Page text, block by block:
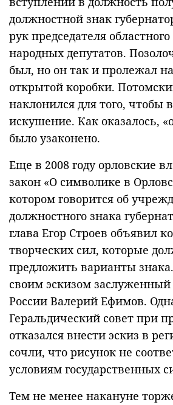
должностной знак
рук председателя
народных депутатов.
был, но он так и пролежал
открытой коробки.
наклонился для того, чтобы
искушение. Как оказалось,
было узаконено.
Еще в 2008 году орловские
закон «О символике в
котором говорится об
должностного знака
глава Егор Строев объявил
творческих сил, которые
предложить варианты
своим эскизом
России Валерий Ефимов.
Геральдический совет при
отказался внести эскиз в
сочли, что рисунок не
условиям государственных
Тем не менее накануне